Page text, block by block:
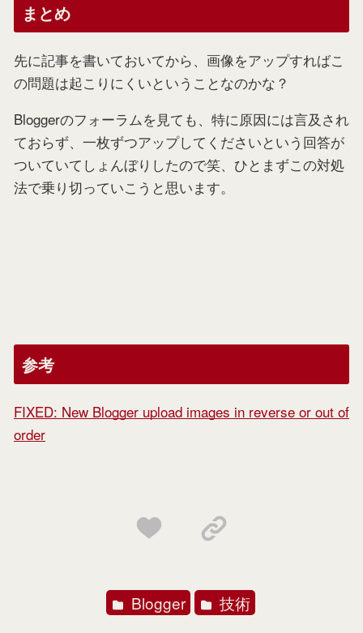
まとめ
先に記事を書いておいてから、画像をアップすればこ
の問題は起こりにくいということなのかな？
Bloggerのフォーラムを見ても、特に原因には言及され
ておらず、一枚ずつアップしてくださいという回答が
ついていてしょんぼりしたので笑、ひとまずこの対処
法で乗り切っていこうと思います。
参考
FIXED: New Blogger upload images in reverse or out of
order
Blogger 技術